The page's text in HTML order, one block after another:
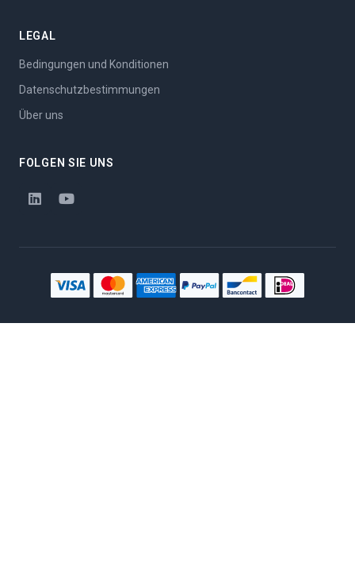
LEGAL
Bedingungen und Konditionen
Datenschutzbestimmungen
Über uns
FOLGEN SIE UNS